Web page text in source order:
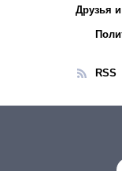
Друзья
RSS